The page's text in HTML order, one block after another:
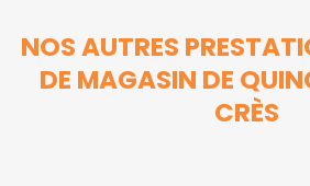
NOS AUTRES
DE MAGASIN DE
CRÈS